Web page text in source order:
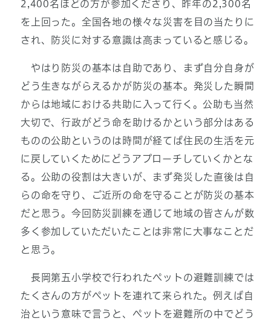
2,400名ほどの方が参加くださり、昨年の2,300名
を上回った。全国各地の様々な災害を目の当たりに
され、防災に対する意識は高まっていると感じる。
やはり防災の基本は自助であり、まず自分自身が
どう生きながらえるかが防災の基本。発災した瞬間
からは地域における共助に入って行く。公助も当然
大切で、行政がどう命を助けるかという部分はある
ものの公助というのは時間が経てば住民の生活を元
に戻していくためにどうアプローチしていくかとな
る。公助の役割は大きいが、まず発災した直後は自
らの命を守り、ご近所の命を守ることが防災の基本
だと思う。今回防災訓練を通じて地域の皆さんが数
多く参加していただいたことは非常に大事なことだ
と思う。
長岡第五小学校で行われたペットの避難訓練では
たくさんの方がペットを連れて来られた。例えば自
治という意味で言うと、ペットを避難所の中でどう